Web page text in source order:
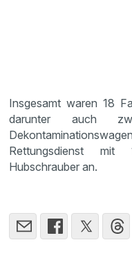
Insgesamt waren 18
darunter auch
Rettungsdienst
Hubschrauber an.